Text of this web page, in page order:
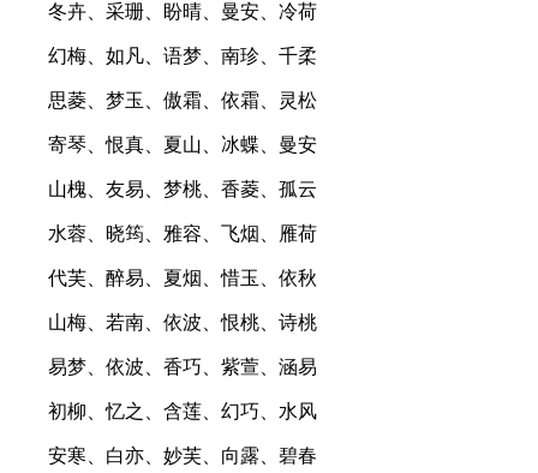
冬卉、采珊、盼晴、曼安、冷荷
幻梅、如凡、语梦、南珍、千柔
思菱、梦玉、傲霜、依霜、灵松
寄琴、恨真、夏山、冰蝶、曼安
山槐、友易、梦桃、香菱、孤云
水蓉、晓筠、雅容、飞烟、雁荷
代芙、醉易、夏烟、惜玉、依秋
山梅、若南、依波、恨桃、诗桃
易梦、依波、香巧、紫萱、涵易
初柳、忆之、含莲、幻巧、水风
安寒、白亦、妙芙、向露、碧春